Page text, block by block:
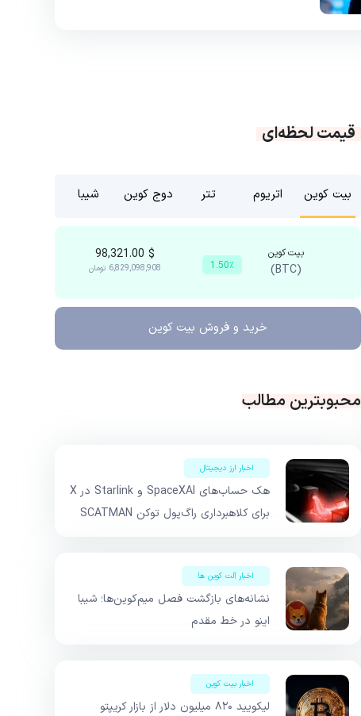
قیمت لحظه‌ای
بیت کوین اتریوم تتر دوج کوین شیبا
بیت کوین
(BTC) 1.50٪
$
6,829,098,908 تومان
خرید و فروش بیت کوین
محبوبترین مطالب
اخبار ارز دیجیتال
هک حساب‌های SpaceXAI و Starlink در X
برای کلاهبرداری راگ‌پول توکن SCATMAN
اخبار آلت کوین ها
نشانه‌های بازگشت فصل میم‌کوین‌ها؛ شیبا
اینو در خط مقدم
اخبار بیت کوین
لیکویید ۸۲۰ میلیون دلار از بازار کریپتو